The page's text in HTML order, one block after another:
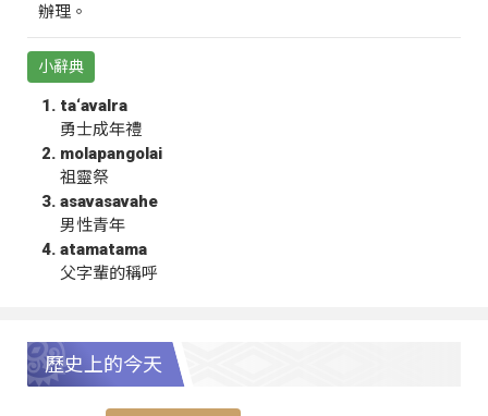
辦理。
小辭典
ta‘avalra
勇士成年禮
molapangolai
祖靈祭
asavasavahe
男性青年
atamatama
父字輩的稱呼
歷史上的今天